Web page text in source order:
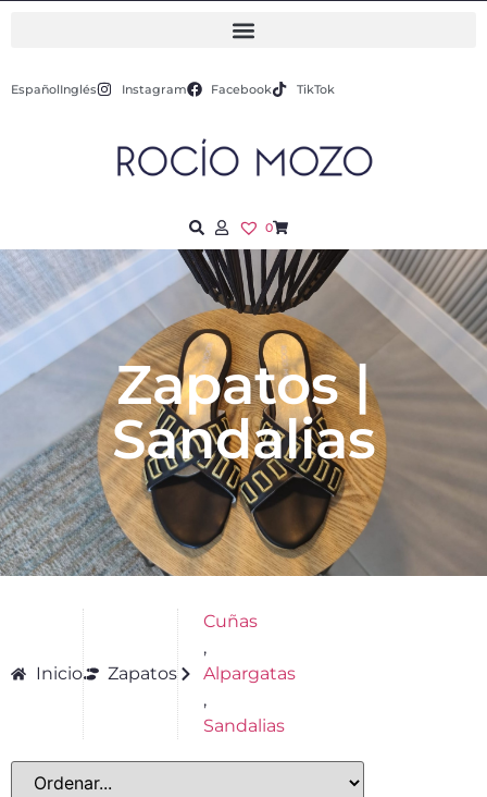
EspañolInglés Instagram Facebook TikTok
0
Zapatos |
Sandalias
Inicio Zapatos
Cuñas
,
Alpargatas
,
Sandalias